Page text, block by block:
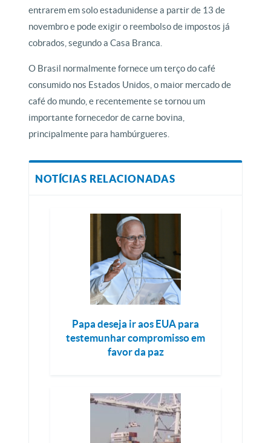
entrarem em solo estadunidense a partir de 13 de
novembro e pode exigir o reembolso de impostos já
cobrados, segundo a Casa Branca.
O Brasil normalmente fornece um terço do café
consumido nos Estados Unidos, o maior mercado de
café do mundo, e recentemente se tornou um
importante fornecedor de carne bovina,
principalmente para hambúrgueres.
NOTÍCIAS RELACIONADAS
Papa deseja ir aos EUA para
testemunhar compromisso em
favor da paz